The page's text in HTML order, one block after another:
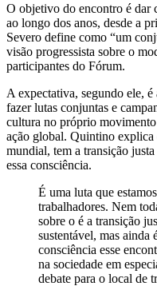
O objetivo do encontro é dar
ao longo dos anos, desde a
Severo define como “um
visão progressista sobre o
participantes do Fórum.
A expectativa, segundo ele,
fazer lutas conjuntas e
cultura no próprio
ação global. Quintino explica
mundial, tem a transição
essa consciência.
É uma luta que
trabalhadores. Nem
sobre o é a transição
sustentável, mas ainda
consciência esse
na sociedade em
debate para o local de